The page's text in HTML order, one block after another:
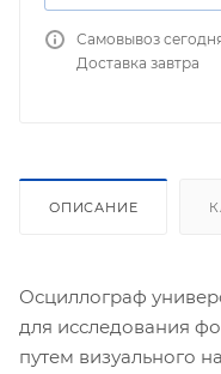
Самовывоз
Доставка завтра
ОПИСАНИЕ
Осциллограф
для исследования
путем визуального